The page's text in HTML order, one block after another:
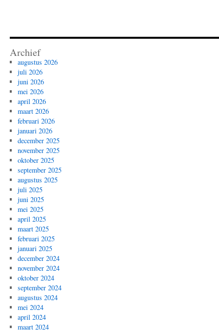
Archief
augustus 2026
juli 2026
juni 2026
mei 2026
april 2026
maart 2026
februari 2026
januari 2026
december 2025
november 2025
oktober 2025
september 2025
augustus 2025
juli 2025
juni 2025
mei 2025
april 2025
maart 2025
februari 2025
januari 2025
december 2024
november 2024
oktober 2024
september 2024
augustus 2024
mei 2024
april 2024
maart 2024